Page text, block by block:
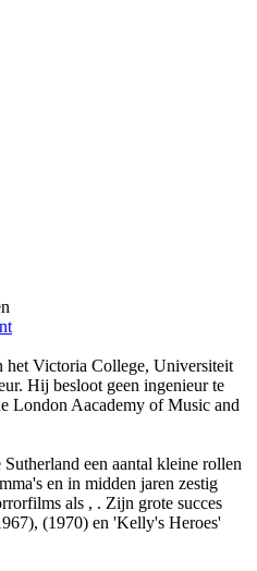
het Victoria College, Universiteit
Hij besloot geen ingenieur te
London Aacademy of Music and
een aantal kleine rollen
en in midden jaren zestig
als , . Zijn grote succes
(1970) en 'Kelly's Heroes'